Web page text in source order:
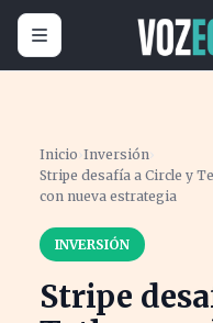
Inicio ›Inversión›
Stripe desafía a Circle y
con nueva estrategia
INVERSIÓN
Stripe